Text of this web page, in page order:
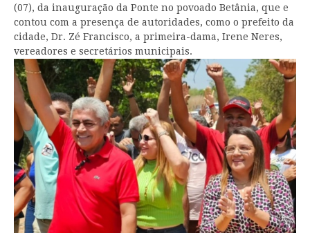
(07), da inauguração da Ponte no povoado Betânia, que e
contou com a presença de autoridades, como o prefeito da
cidade, Dr. Zé Francisco, a primeira-dama, Irene Neres,
vereadores e secretários municipais.